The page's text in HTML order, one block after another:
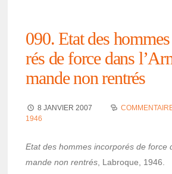
090. Etat des
rés de force dans
mande non rentrés
8 JANVIER 2007
1946
Etat des hommes incor­po­rés de force
mande non rentrés , Labroque, 1946.